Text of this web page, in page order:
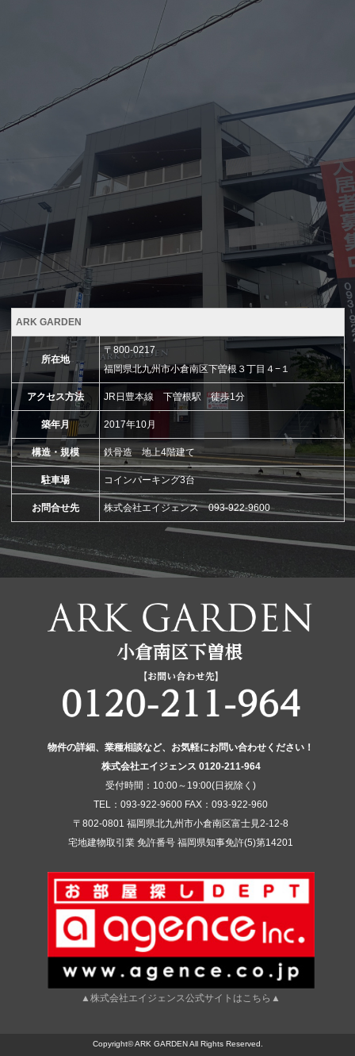
ARK GARDEN
所在地
〒800-0217
福岡県北九州市小倉南区下曽根３丁目４−１
アクセス方法 JR日豊本線 下曽根駅 徒歩1分
築年月 2017年10月
構造・規模 鉄骨造 地上4階建て
駐車場 コインパーキング3台
お問合せ先 株式会社エイジェンス 093-922-9600
物件の詳細、業種相談など、お気軽にお問い合わせください！
株式会社エイジェンス 0120-211-964
受付時間：10:00～19:00(日祝除く)
TEL：093-922-9600 FAX：093-922-960
〒802-0801 福岡県北九州市小倉南区富士見2-12-8
宅地建物取引業 免許番号 福岡県知事免許(5)第14201
▲株式会社エイジェンス公式サイトはこちら▲
Copyright©ARK GARDENAll Rights Reserved.